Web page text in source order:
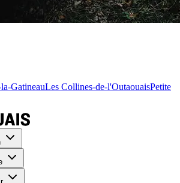
GatineauLes Collines-de-l'OutaouaisPetite